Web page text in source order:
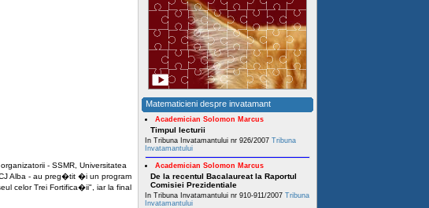
- SSMR, Universitatea
Alba - au preg�tit �i un program
celor Trei Fortifica�ii", iar la final
Matematicieni despre invatamant
Academician Solomon Marcus
Timpul lecturii
In Tribuna Invatamantului nr 926/2007 Tribuna
Invatamantului
Academician Solomon Marcus
De la recentul Bacalaureat la Raportul
Comisiei Prezidentiale
In Tribuna Invatamantului nr 910-911/2007 Tribuna
Invatamantului